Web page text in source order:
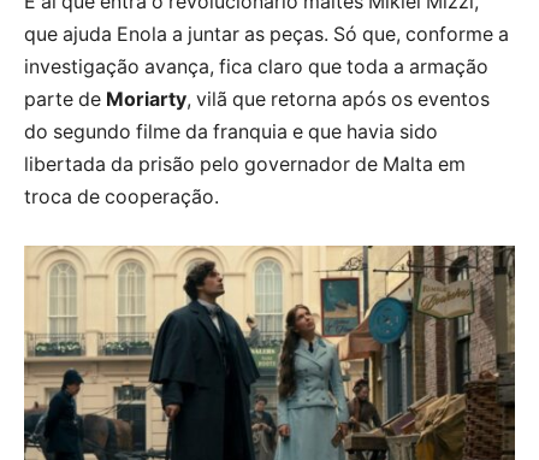
que ajuda Enola a juntar as peças. Só que, conforme a
investigação avança, fica claro que toda a armação
parte de Moriarty, vilã que retorna após os eventos
do segundo filme da franquia e que havia sido
libertada da prisão pelo governador de Malta em
troca de cooperação.